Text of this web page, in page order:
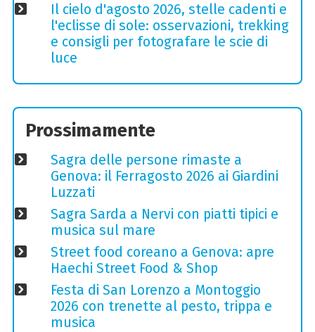
Il cielo d'agosto 2026, stelle cadenti e
l'eclisse di sole: osservazioni, trekking
e consigli per fotografare le scie di
luce
Prossimamente
Sagra delle persone rimaste a
Genova: il Ferragosto 2026 ai Giardini
Luzzati
Sagra Sarda a Nervi con piatti tipici e
musica sul mare
Street food coreano a Genova: apre
Haechi Street Food & Shop
Festa di San Lorenzo a Montoggio
2026 con trenette al pesto, trippa e
musica